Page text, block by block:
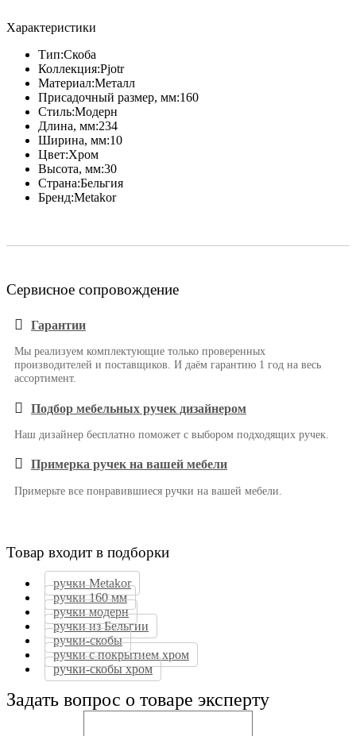
Характеристики
Тип:Скоба
Коллекция:Pjotr
Материал:Металл
Присадочный размер, мм:160
Стиль:Модерн
Длина, мм:234
Ширина, мм:10
Цвет:Хром
Высота, мм:30
Страна:Бельгия
Бренд:Metakor
Сервисное сопровождение
Гарантии
Мы реализуем комплектующие только проверенных
производителей и поставщиков. И даём гарантию 1 год на весь
ассортимент.
Подбор мебельных ручек дизайнером
Наш дизайнер бесплатно поможет с выбором подходящих ручек.
Примерка ручек на вашей мебели
Примерьте все понравившиеся ручки на вашей мебели.
Товар входит в подборки
ручки Metakor
ручки 160 мм
ручки модерн
ручки из Бельгии
ручки-скобы
ручки с покрытием хром
ручки-скобы хром
Задать вопрос о товаре эксперту